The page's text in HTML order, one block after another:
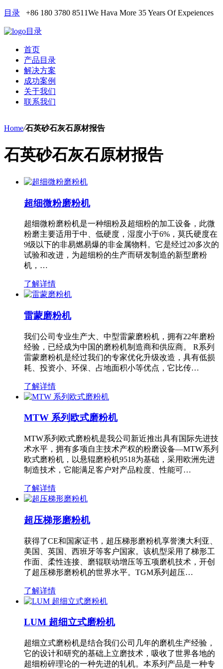
目录 +86 180 3780 8511We Hava More 35 Years Of Expeiences
目录
首页
产品目录
解决方案
成功案例
关于我们
联系我们
Home/石英砂石灰石原材报告
石英砂石灰石原材报告
超细微粉磨粉机
超细微粉磨粉机是一种细粉及超细粉的加工设备，此微
粉磨主要适用于中、低硬度，湿度小于6%，莫氏硬度在
9级以下的非易燃易爆的非金属物料。它是经过20多次的
试验和改进，为超细粉的生产而研发制造的新型磨粉
机，…
了解详情
雷蒙磨粉机
我们公司专业生产大、中型雷蒙磨粉机，拥有22年磨粉
经验，已经成为中国的磨粉机制造商和供应商。 R系列
雷蒙磨粉机是经过我们的专家优化升级改造，具有低损
耗、投资小、环保、占地面积小等优点，它比传…
了解详情
MTW 系列欧式磨粉机
MTW系列欧式磨粉机是我公司新近推出具有国际先进技
术水平，拥有多项自主技术产权的粉磨设备—MTW系列
欧式磨粉机，以悬辊磨粉机9518为基础，采用欧洲先进
制造技术，它能满足客户对产品粒度、性能可…
了解详情
超压梯形磨粉机
获得了CE和国家证书，超压梯形磨粉机享誉澳大利亚、
美国、英国、西班牙等客户国家。该机型采用了梯形工
作面、柔性连接、磨辊联动增压等五项磨机技术，开创
了超压梯形磨粉机的世界水平。TGM系列超压…
了解详情
LUM 超细立式磨粉机
超细立式磨粉机是结合我们公司几年的磨机生产经验，
它的设计和研究的基础上立磨技术，吸收了世界各地的
超细粉碎理论的一种先进的轧机。本系列产品是一种专